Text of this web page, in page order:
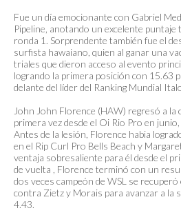
Fue un día emocionante con Gabriel
Pipeline, anotando un excelente
ronda 1. Sorprendente también fue el
surfista hawaiano, quien al ganar una
triales que dieron acceso al evento
logrando la primera posición con 15.63
delante del líder del Ranking Mundial
John John Florence (HAW) regresó a la
primera vez desde el Oi Rio Pro en
Antes de la lesión, Florence habia
en el Rip Curl Pro Bells Beach y
ventaja sobresaliente para él desde el
de vuelta , Florence terminó con un
dos veces campeón de WSL se
contra Zietz y Morais para avanzar a la
4.43.